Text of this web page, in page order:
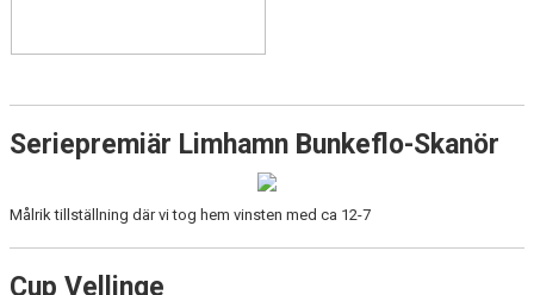
Seriepremiär Limhamn Bunkeflo-Skanör
Målrik tillställning där vi tog hem vinsten med ca 12-7
Cup Vellinge